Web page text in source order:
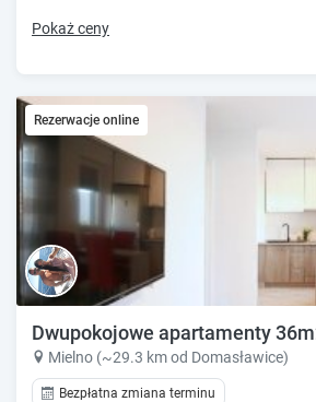
Pokaż ceny
Rezerwacje online
Dwupokojowe apartamenty
Mielno (~29.3 km od Domasławice)
Bezpłatna zmiana terminu